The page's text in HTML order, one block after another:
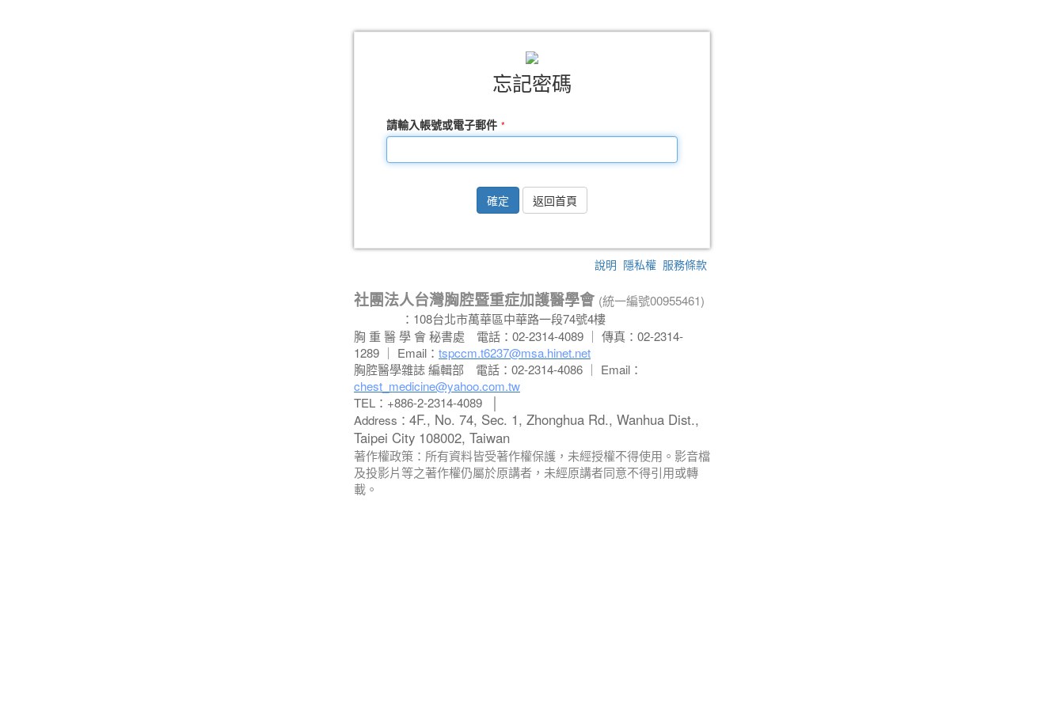
忘記密碼
請輸入帳號或電子郵件
確定 返回首頁
說明 隱私權 服務條款
社團法人台灣胸腔暨重症加護醫學會 (統一編號00955461)
：108台北市萬華區中華路一段74號4樓
胸 重 醫 學 會 秘書處 電話：02-2314-4089 ｜ 傳真：02-2314-
1289 ｜ Email： tspccm.t6237@msa.hinet.net
胸腔醫學雜誌 編輯部 電話：02-2314-4086 ｜ Email：
chest_medicine@yahoo.com.tw
TEL：+886-2-2314-4089 │
Address： 4F., No. 74, Sec. 1, Zhonghua Rd., Wanhua Dist.,
Taipei City 108002, Taiwan
著作權政策：所有資料皆受著作權保護，未經授權不得使用。影音檔
及投影片等之著作權仍屬於原講者，未經原講者同意不得引用或轉
載。